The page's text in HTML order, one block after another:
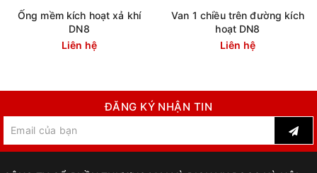
Ống mềm kích hoạt xả khí
DN8
Liên hệ
Van 1 chiều trên đường kích
hoạt DN8
Liên hệ
ĐĂNG KÝ NHẬN TIN